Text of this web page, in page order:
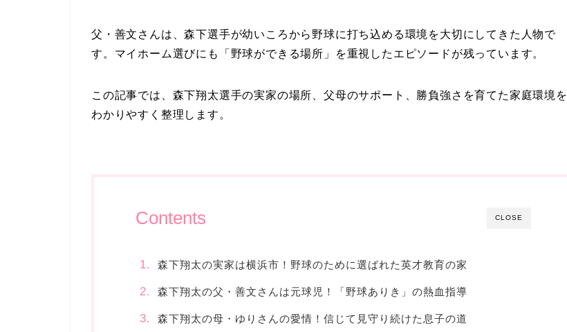
父・善文さんは、森下選手が幼いころから野球に打ち込める環境を大切にしてきた人物で
す。マイホーム選びにも「野球ができる場所」を重視したエピソードが残っています。
この記事では、森下翔太選手の実家の場所、父母のサポート、勝負強さを育てた家庭環境を
わかりやすく整理します。
CLOSE
Contents
森下翔太の実家は横浜市！野球のために選ばれた英才教育の家
森下翔太の父・善文さんは元球児！「野球ありき」の熱血指導
森下翔太の母・ゆりさんの愛情！信じて見守り続けた息子の道